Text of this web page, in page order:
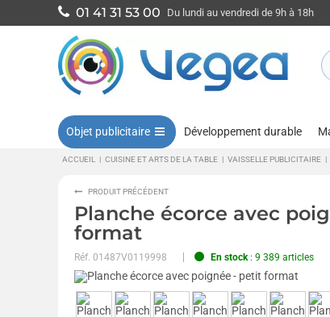
01 41 31 53 00 Du lundi au vendredi de 9h à 18h
Objet publicitaire Développement durable
ACCUEIL | CUISINE ET ARTS DE LA TABLE | VAISSELLE PUBLICITAIRE |
PRODUIT PRÉCÉDENT
Planche écorce avec
format
Réf. 01487V0119998 En stock: 9 389 articles